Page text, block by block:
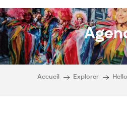
Accueil Explorer